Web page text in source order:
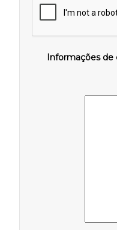
Informações